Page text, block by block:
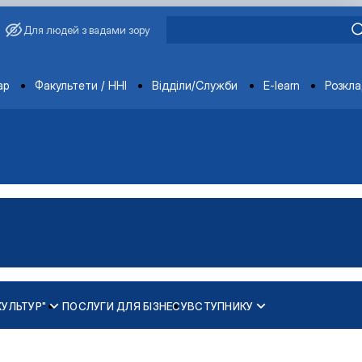
Для людей з вадами зору
Факультети / ННІ Відділи/Служби E-learn
сучасність і …
ПОСЛУГИ ДЛЯ БІЗНЕСУВСТУПНИКУ